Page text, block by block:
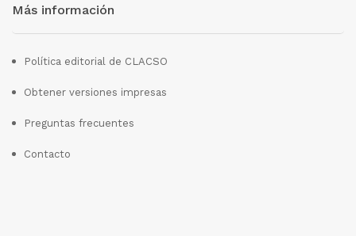
Más información
Política editorial de CLACSO
Obtener versiones impresas
Preguntas frecuentes
Contacto